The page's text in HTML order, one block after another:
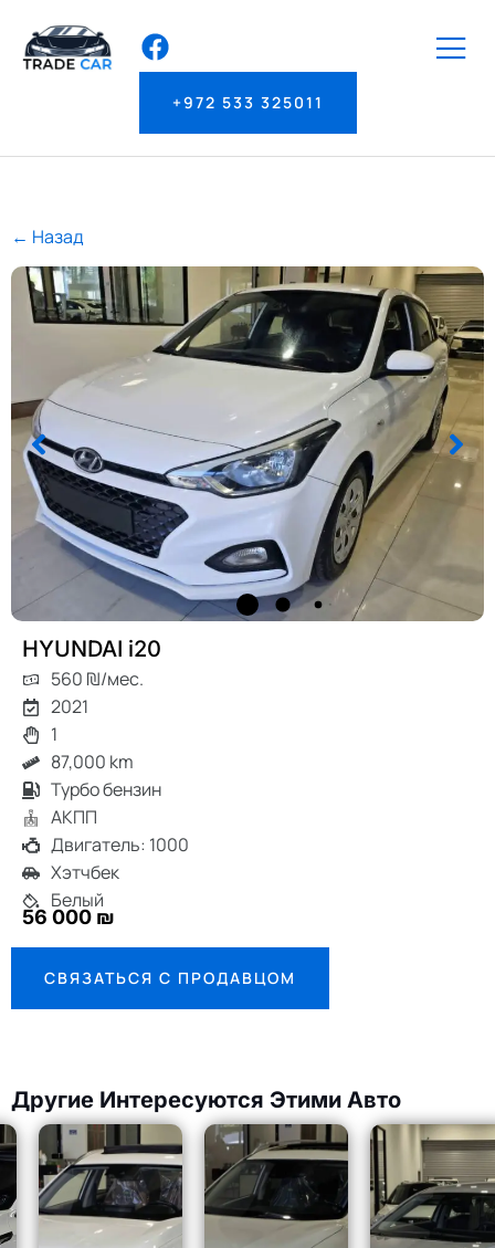
+972 533 325011
← Назад
HYUNDAI i20
560 ₪/мес.
2021
1
87,000 km
Турбо бензин
АКПП
Двигатель: 1000
Хэтчбек
Белый
56 000 ₪
СВЯЗАТЬСЯ С ПРОДАВЦОМ
Другие Интересуются Этими Авто